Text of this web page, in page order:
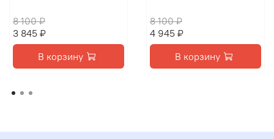
8 100 ₽
3 845 ₽
В корзину
8 100 ₽
4 945 ₽
В корзину